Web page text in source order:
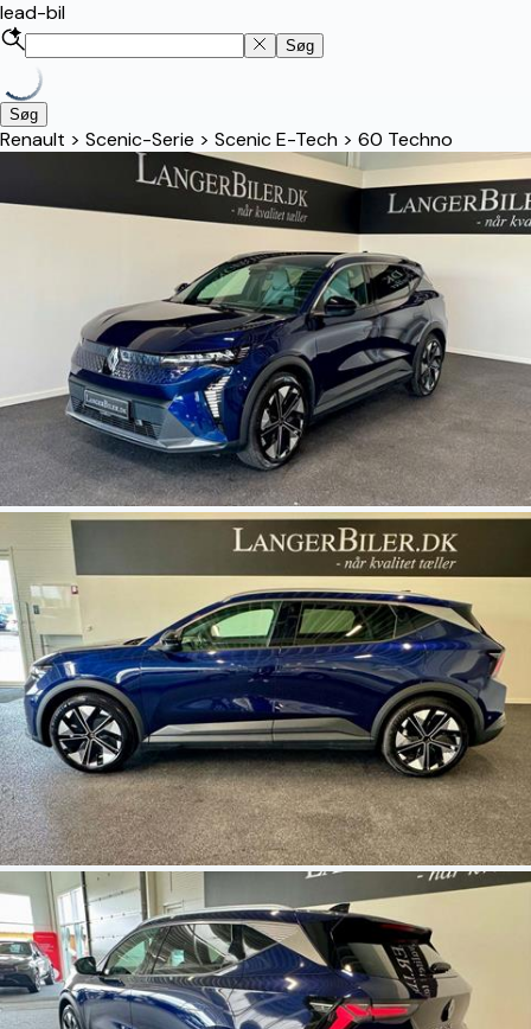
lead-bil
Søg
Søg
Renault > Scenic-Serie > Scenic E-Tech > 60 Techno